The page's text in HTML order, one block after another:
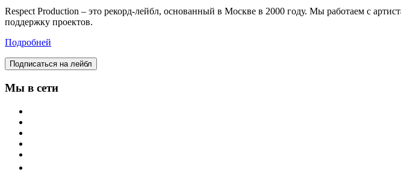
Respect Production – это рекорд-лейбл, основанный в Москве в 2000 году. Мы работаем с
поддержку проектов.
Подробней
Подписаться на лейбл
Мы в сети